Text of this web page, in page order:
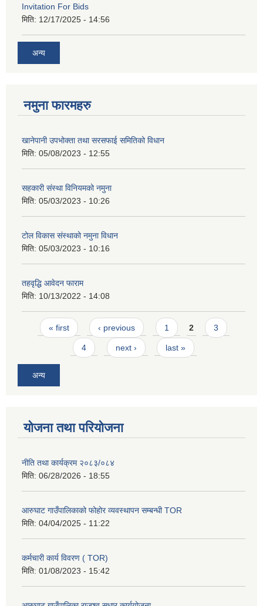
Invitation For Bids
मिति: 12/17/2025 - 14:56
अन्य
नमुना फारमहरु
खानेपानी उपभोक्ता तथा सरसफाई समितिको विधान
मिति: 05/08/2023 - 12:55
सहकारी संस्था विनियमको नमुना
मिति: 05/03/2023 - 10:26
टोल विकास संस्थाको नमुना विधान
मिति: 05/03/2023 - 10:16
तहवृद्धि आवेदन फाराम
मिति: 10/13/2022 - 14:08
Pages
« first ‹ previous 1 2 3
4 next › last »
अन्य
योजना तथा परियोजना
नीति तथा कार्यक्रम २०८३/०८४
मिति: 06/28/2026 - 18:55
आरुघाट गाउँपालिकाको फोहोर व्यवस्थापन सम्बन्धी TOR
मिति: 04/04/2025 - 11:22
कर्मचारी कार्य विवरण ( TOR)
मिति: 01/08/2023 - 15:42